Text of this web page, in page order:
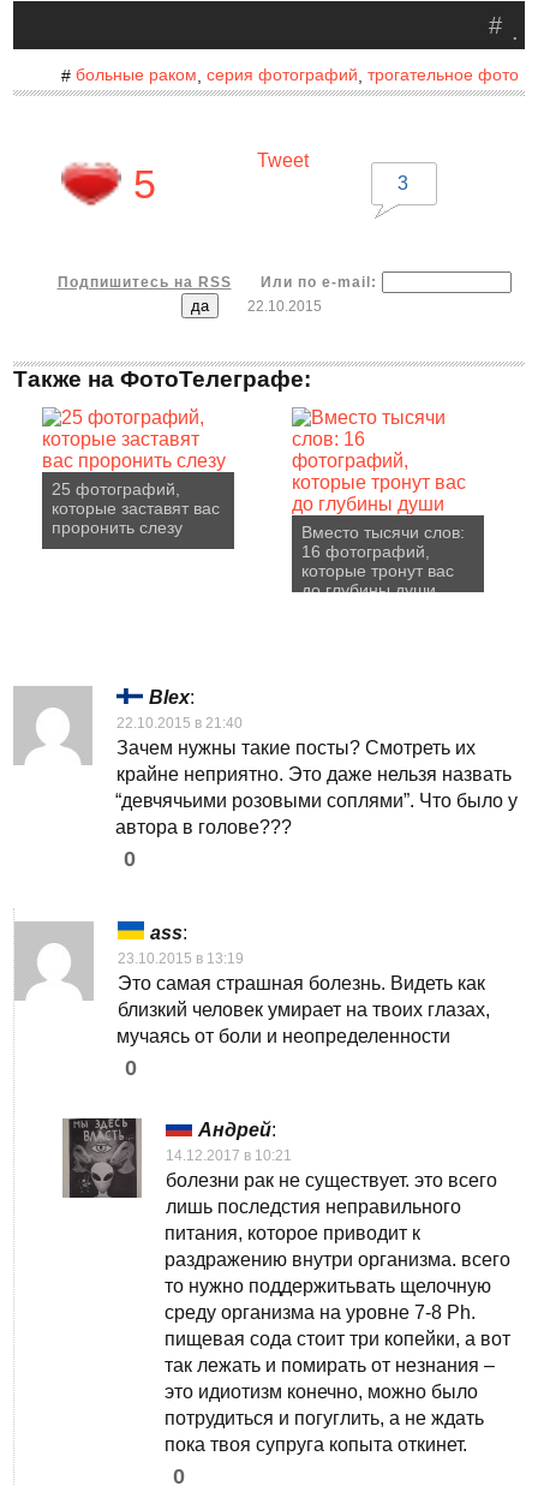
.
#
# больные раком серия фотографий трогательное фото
5
Tweet
3
Подпишитесь на RSS
Или по e-mail:
22.10.2015
Также на ФотоТелеграфе:
25 фотографий,
которые заставят вас
проронить слезу
Вместо тысячи слов:
16 фотографий,
которые тронут вас
до глубины души
Blex:
22.10.2015 в 21:40
Зачем нужны такие посты? Смотреть их
крайне неприятно. Это даже нельзя назвать
“девчячьими розовыми соплями”. Что было у
автора в голове???
0
ass:
23.10.2015 в 13:19
Это самая страшная болезнь. Видеть как
близкий человек умирает на твоих глазах,
мучаясь от боли и неопределенности
0
Андрей:
14.12.2017 в 10:21
болезни рак не существует. это всего
лишь последстия неправильного
питания, которое приводит к
раздражению внутри организма. всего
то нужно поддержитьвать щелочную
среду организма на уровне 7-8 Ph.
пищевая сода стоит три копейки, а вот
так лежать и помирать от незнания –
это идиотизм конечно, можно было
потрудиться и погуглить, а не ждать
пока твоя супруга копыта откинет.
0